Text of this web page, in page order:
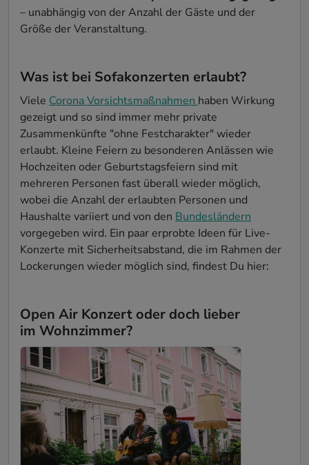
– unabhängig von der Anzahl der Gäste und der
Größe der Veranstaltung.
Was ist bei Sofakonzerten erlaubt?
Viele Corona Vorsichtsmaßnahmen haben Wirkung
gezeigt und so sind immer mehr private
Zusammenkünfte "ohne Festcharakter" wieder
erlaubt. Kleine Feiern zu besonderen Anlässen wie
Hochzeiten oder Geburtstagsfeiern sind mit
mehreren Personen fast überall wieder möglich,
wobei die Anzahl der erlaubten Personen und
Haushalte variiert und von den Bundesländern
vorgegeben wird. Ein paar erprobte Ideen für Live-
Konzerte mit Sicherheitsabstand, die im Rahmen der
Lockerungen wieder möglich sind, findest Du hier:
Open Air Konzert oder doch lieber
im Wohnzimmer?